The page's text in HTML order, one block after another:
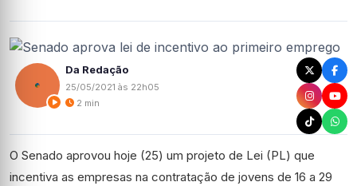
Da Redação
25/05/2021 às 22h05
2 min
O Senado aprovou hoje (25) um projeto de Lei (PL) que
incentiva as empresas na contratação de jovens de 16 a 29